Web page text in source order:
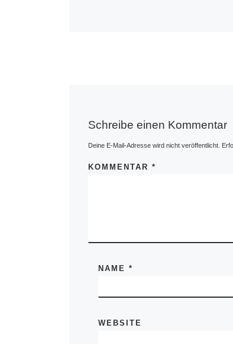
Schreibe einen Kommentar
Deine E-Mail-Adresse wird nicht veröffentlicht.
KOMMENTAR*
NAME *
WEBSITE